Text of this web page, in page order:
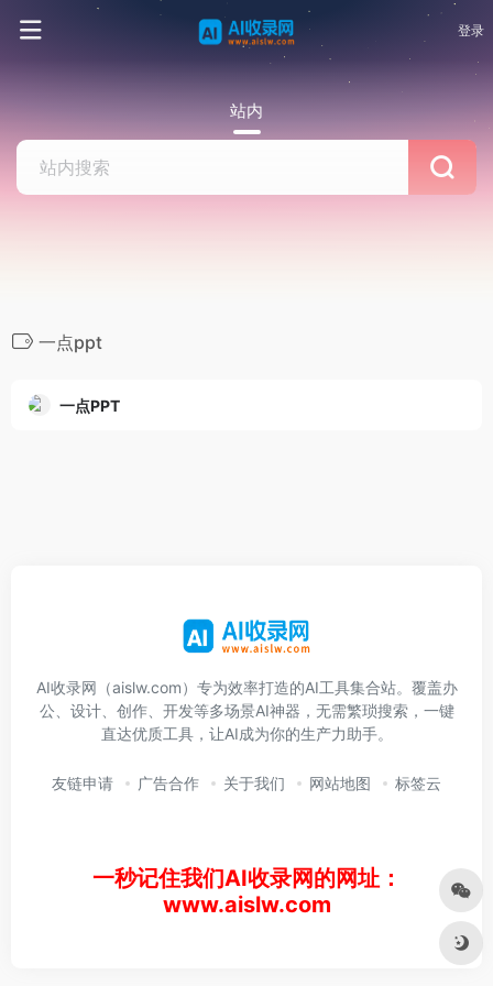
登录
站内
一点ppt
一点PPT
AI收录网（aislw.com）专为效率打造的AI工具集合站。覆盖办
公、设计、创作、开发等多场景AI神器，无需繁琐搜索，一键
直达优质工具，让AI成为你的生产力助手。
友链申请 广告合作 关于我们 网站地图 标签云
一秒记住我们AI收录网的网址：
www.aislw.com